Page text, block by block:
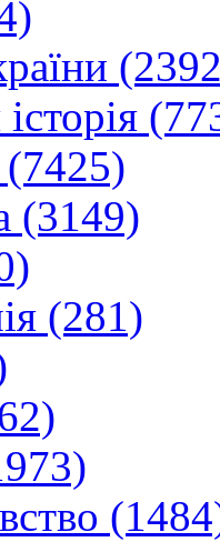
(3149)
(281)